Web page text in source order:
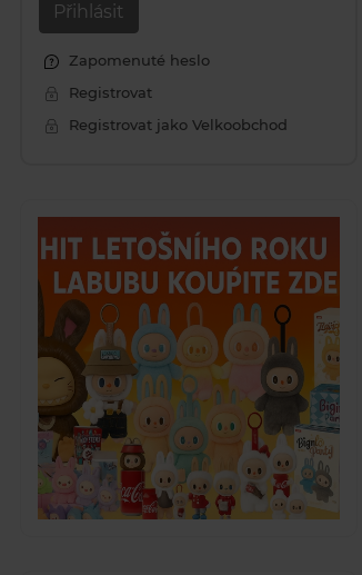
Přihlásit
Zapomenuté heslo
Registrovat
Registrovat jako Velkoobchod